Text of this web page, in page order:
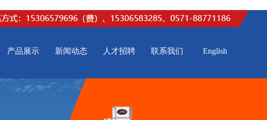
产品展示 新闻动态 人才招聘 联系我们 English